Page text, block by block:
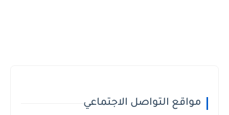
مواقع التواصل الاجتماعي